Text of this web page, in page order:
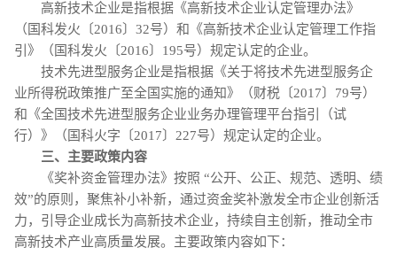
高新技术企业是指根据《高新技术企业认定管理办法》
（国科发火〔2016〕32号）和《高新技术企业认定管理工作指
引》（国科发火〔2016〕195号）规定认定的企业。
技术先进型服务企业是指根据《关于将技术先进型服务企
业所得税政策推广至全国实施的通知》（财税〔2017〕79号）
和《全国技术先进型服务企业业务办理管理平台指引（试
行）》（国科火字〔2017〕227号）规定认定的企业。
三、主要政策内容
《奖补资金管理办法》按照 “公开、公正、规范、透明、绩
效”的原则，聚焦补小补新，通过资金奖补激发全市企业创新活
力，引导企业成长为高新技术企业，持续自主创新，推动全市
高新技术产业高质量发展。主要政策内容如下：